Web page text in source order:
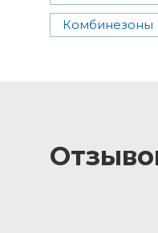
Комбинезоны